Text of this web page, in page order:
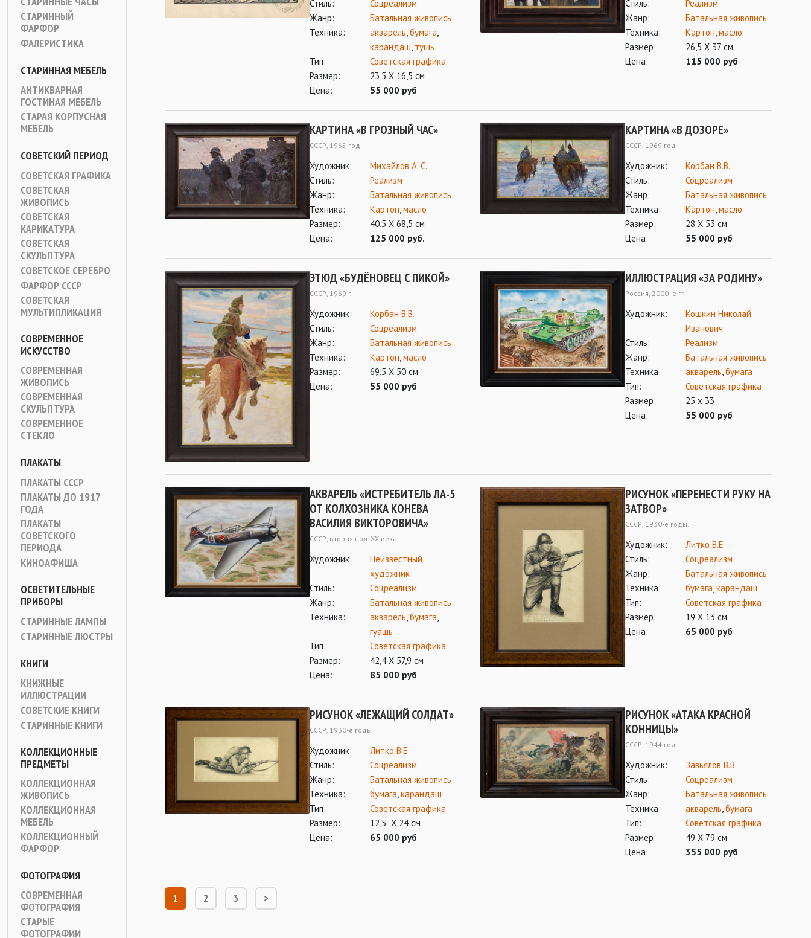
СТАРИННЫЙ
ФАРФОР
ФАЛЕРИСТИКА
СТАРИННАЯ МЕБЕЛЬ
АНТИКВАРНАЯ
ГОСТИНАЯ МЕБЕЛЬ
СТАРАЯ КОРПУСНАЯ
МЕБЕЛЬ
СОВЕТСКИЙ ПЕРИОД
СОВЕТСКАЯ ГРАФИКА
СОВЕТСКАЯ
ЖИВОПИСЬ
СОВЕТСКАЯ
КАРИКАТУРА
СОВЕТСКАЯ
СКУЛЬПТУРА
СОВЕТСКОЕ СЕРЕБРО
ФАРФОР СССР
СОВЕТСКАЯ
МУЛЬТИПЛИКАЦИЯ
СОВРЕМЕННОЕ
ИСКУССТВО
СОВРЕМЕННАЯ
ЖИВОПИСЬ
СОВРЕМЕННАЯ
СКУЛЬПТУРА
СОВРЕМЕННОЕ
СТЕКЛО
ПЛАКАТЫ
ПЛАКАТЫ СССР
ПЛАКАТЫ ДО 1917
ГОДА
ПЛАКАТЫ
СОВЕТСКОГО
ПЕРИОДА
КИНОАФИША
ОСВЕТИТЕЛЬНЫЕ
ПРИБОРЫ
СТАРИННЫЕ ЛАМПЫ
СТАРИННЫЕ ЛЮСТРЫ
КНИГИ
КНИЖНЫЕ
ИЛЛЮСТРАЦИИ
СОВЕТСКИЕ КНИГИ
СТАРИННЫЕ КНИГИ
КОЛЛЕКЦИОННЫЕ
ПРЕДМЕТЫ
КОЛЛЕКЦИОННАЯ
ЖИВОПИСЬ
КОЛЛЕКЦИОННАЯ
МЕБЕЛЬ
КОЛЛЕКЦИОННЫЙ
ФАРФОР
ФОТОГРАФИЯ
СОВРЕМЕННАЯ
ФОТОГРАФИЯ
СТАРЫЕ
ФОТОГРАФИИ
Стиль:
Соцреализм
Жанр:
Батальная живопись
Техника:
акварель,бумага,
карандаш, тушь
Тип:
Советская графика
Размер:
23,5 Х 16,5 см
Цена:
55 000 руб
Стиль:
Реализм
Жанр:
Батальная живопись
Техника:
Картон,масло
Размер:
26,5 Х 37 см
Цена:
115 000 руб
КАРТИНА «В ГРОЗНЫЙ ЧАС»
СССР, 1965 год
Художник:
Михайлов А. С.
Стиль:
Реализм
Жанр:
Батальная живопись
Техника:
Картон,масло
Размер:
40,5 Х 68,5 см
Цена:
125 000 руб.
КАРТИНА «В ДОЗОРЕ»
СССР, 1969 год
Художник:
Корбан В.В.
Стиль:
Соцреализм
Жанр:
Батальная живопись
Техника:
Картон,масло
Размер:
28 Х 53 см
Цена:
55 000 руб
ЭТЮД «БУДЁНОВЕЦ С ПИКОЙ»
СССР, 1969 г.
Художник:
Корбан В.В.
Стиль:
Соцреализм
Жанр:
Батальная живопись
Техника:
Картон,масло
Размер:
69,5 Х 50 см
Цена:
55 000 руб
ИЛЛЮСТРАЦИЯ «ЗА РОДИНУ»
Россия, 2000- е гг.
Художник:
Кошкин Николай
Иванович
Стиль:
Реализм
Жанр:
Батальная живопись
Техника:
акварель,бумага
Тип:
Советская графика
Размер:
25 х 33
Цена:
55 000 руб
АКВАРЕЛЬ «ИСТРЕБИТЕЛЬ ЛА-5
ОТ КОЛХОЗНИКА КОНЕВА
ВАСИЛИЯ ВИКТОРОВИЧА»
СССР, вторая пол. ХХ века
Художник:
Неизвестный
художник
Стиль:
Соцреализм
Жанр:
Батальная живопись
Техника:
акварель,бумага,
гуашь
Тип:
Советская графика
Размер:
42,4 Х 57,9 см
Цена:
85 000 руб
РИСУНОК «ПЕРЕНЕСТИ РУКУ НА
ЗАТВОР»
СССР, 1930-е годы.
Художник:
Литко В.Е
Стиль:
Соцреализм
Жанр:
Батальная живопись
Техника:
бумага,карандаш
Тип:
Советская графика
Размер:
19 Х 13 см
Цена:
65 000 руб
РИСУНОК «ЛЕЖАЩИЙ СОЛДАТ»
СССР, 1930-е годы
Художник:
Литко В.Е
Стиль:
Соцреализм
Жанр:
Батальная живопись
Техника:
бумага,карандаш
Тип:
Советская графика
Размер:
12,5 Х 24 см
Цена:
65 000 руб
РИСУНОК «АТАКА КРАСНОЙ
КОННИЦЫ»
СССР, 1944 год
Художник:
Завьялов В.В
Стиль:
Соцреализм
Жанр:
Батальная живопись
Техника:
акварель,бумага
Тип:
Советская графика
Размер:
49 Х 79 см
Цена:
355 000 руб
1 2 3 >